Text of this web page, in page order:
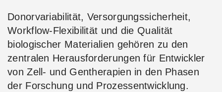
Donorvariabilität, Versorgungssicherheit,
Workflow-Flexibilität und die Qualität
biologischer Materialien gehören zu den
zentralen Herausforderungen für Entwickler
von Zell- und Gentherapien in den Phasen
der Forschung und Prozessentwicklung.